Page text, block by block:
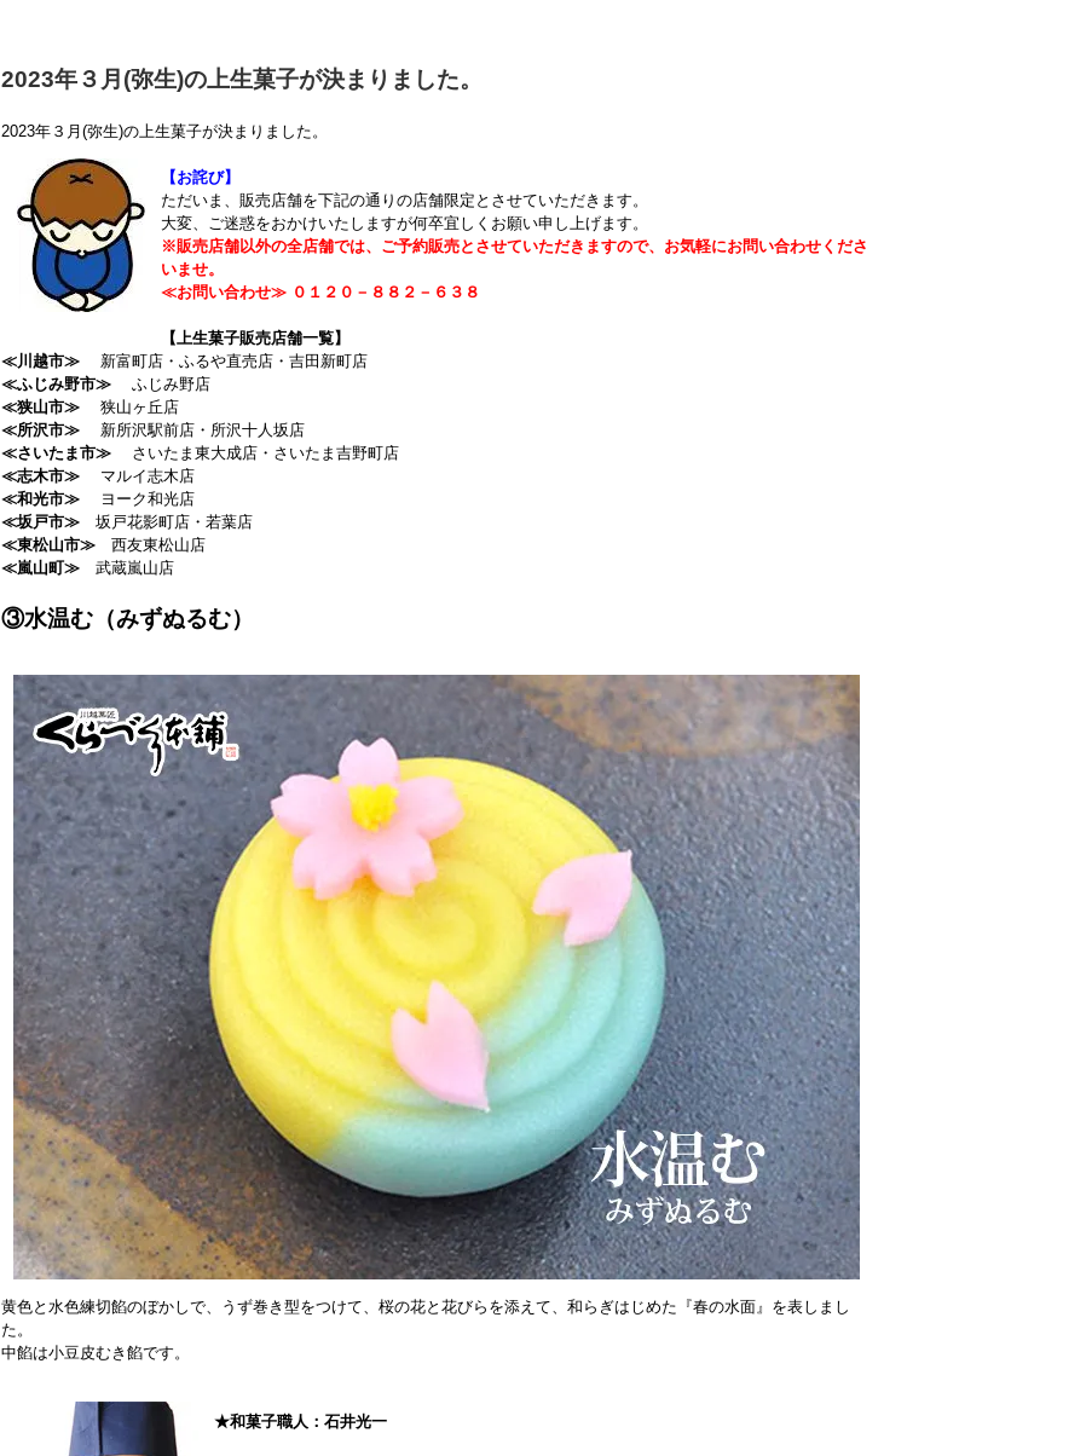
2023年３月(弥生)の上生菓子が決まりました。
2023年３月(弥生)の上生菓子が決まりました。
【お詫び】
ただいま、販売店舗を下記の通りの店舗限定とさせていただきます。
大変、ご迷惑をおかけいたしますが何卒宜しくお願い申し上げます。
※販売店舗以外の全店舗では、ご予約販売とさせていただきますので、お気軽にお問い合わせくださ
いませ。
≪お問い合わせ≫ ０１２０－８８２－６３８
【上生菓子販売店舗一覧】
≪川越市≫ 新富町店・ふるや直売店・吉田新町店
≪ふじみ野市≫ ふじみ野店
≪狭山市≫ 狭山ヶ丘店
≪所沢市≫ 新所沢駅前店・所沢十人坂店
≪さいたま市≫ さいたま東大成店・さいたま吉野町店
≪志木市≫ マルイ志木店
≪和光市≫ ヨーク和光店
≪坂戸市≫ 坂戸花影町店・若葉店
≪東松山市≫ 西友東松山店
≪嵐山町≫ 武蔵嵐山店
③水温む （みずぬるむ）
黄色と水色練切餡のぼかしで、うず巻き型をつけて、桜の花と花びらを添えて、和らぎはじめた『春の水面』を表しまし
た。
中餡は小豆皮むき餡です。
★和菓子職人：石井光一